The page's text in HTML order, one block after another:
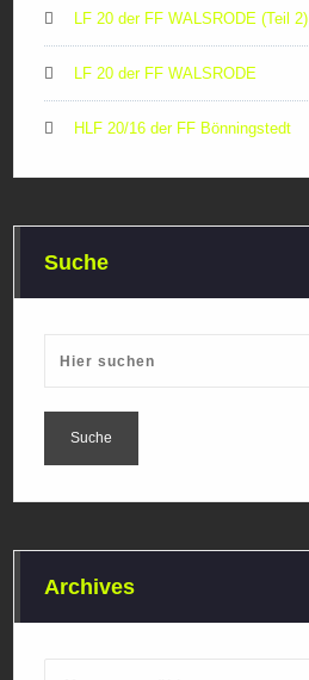
LF 20 der FF WALSRODE (Teil 2)
LF 20 der FF WALSRODE
HLF 20/16 der FF Bönningstedt
Suche
Archives